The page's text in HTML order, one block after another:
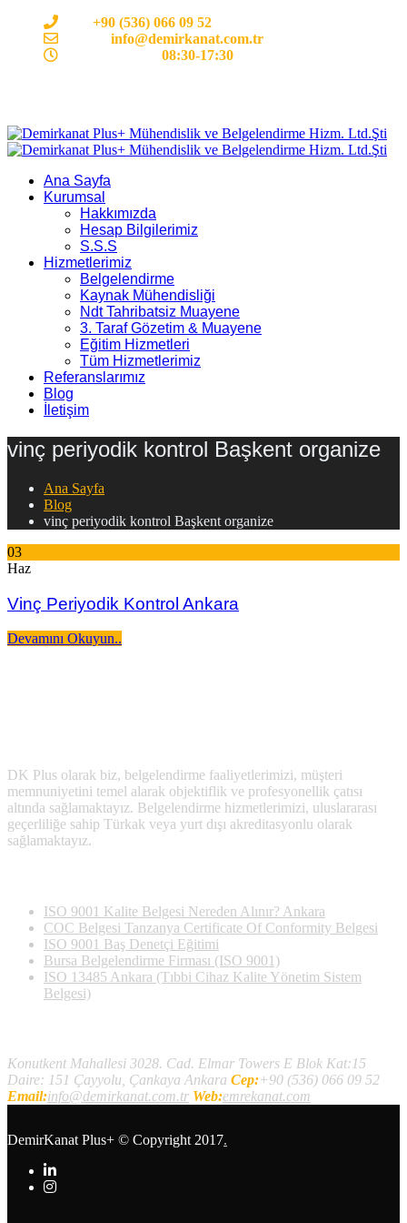
+90 (536) 066 09 52
info@demirkanat.com.tr
08:30-17:30
Ana Sayfa
Kurumsal
Hakkımızda
Hesap Bilgilerimiz
S.S.S
Hizmetlerimiz
Belgelendirme
Kaynak Mühendisliği
Ndt Tahribatsiz Muayene
3. Taraf Gözetim & Muayene
Eğitim Hizmetleri
Tüm Hizmetlerimiz
Referanslarımız
Blog
İletişim
vinç periyodik kontrol Başkent organize
Ana Sayfa
Blog
vinç periyodik kontrol Başkent organize
03
Haz
Vinç Periyodik Kontrol Ankara
Devamını Okuyun..
DK Plus olarak biz, belgelendirme faaliyetlerimizi, müşteri
memnuniyetini temel alarak objektiflik ve profesyonellik çatısı
altında sağlamaktayız. Belgelendirme hizmetlerimizi, uluslararası
geçerliliğe sahip Türkak veya yurt dışı akreditasyonlu olarak
sağlamaktayız.
ISO 9001 Kalite Belgesi Nereden Alınır? Ankara
COC Belgesi Tanzanya Certificate Of Conformity Belgesi
ISO 9001 Baş Denetçi Eğitimi
Bursa Belgelendirme Firması (ISO 9001)
ISO 13485 Ankara (Tıbbi Cihaz Kalite Yönetim Sistem
Belgesi)
Konutkent Mahallesi 3028. Cad. Elmar Towers E Blok Kat:15
Daire: 151 Çayyolu, Çankaya Ankara Cep:+90 (536) 066 09 52
Email:info@demirkanat.com.tr Web:emrekanat.com
DemirKanat Plus+ © Copyright 2017.